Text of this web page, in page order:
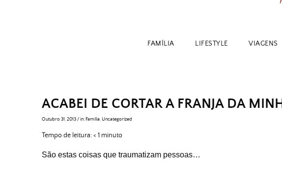
FAMÍLIA LIFESTYLE VIAGENS
ACABEI DE CORTAR A FRANJA DA
Outubro 31, 2013/in: Família, Uncategorized
Tempo de leitura:< 1 minuto
São estas coisas que traumatizam pessoas…